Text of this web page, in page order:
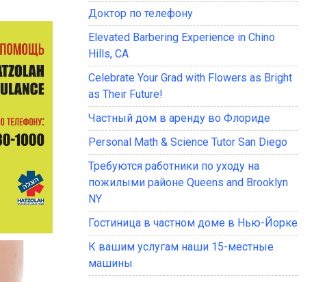
Доктор по телефону
Elevated Barbering Experience in Chino
Hills, CA
Celebrate Your Grad with Flowers as Bright
as Their Future!
Частный дом в аренду во Флориде
Personal Math & Science Tutor San Diego
Требуются работники по уходу на
пожилыми районе Queens and Brooklyn
NY
Гостиница в частном доме в Нью-Йорке
К вашим услугам наши 15-местные
машины